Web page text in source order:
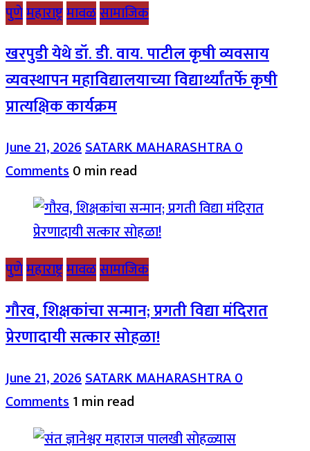
पुणेमहाराष्ट्रमावळसामाजिक
खरपुडी येथे डॉ. डी. वाय. पाटील कृषी व्यवसाय
व्यवस्थापन महाविद्यालयाच्या विद्यार्थ्यांतर्फे कृषी
प्रात्यक्षिक कार्यक्रम
June 21, 2026SATARK MAHARASHTRA0
Comments0 min read
पुणेमहाराष्ट्रमावळसामाजिक
गौरव, शिक्षकांचा सन्मान; प्रगती विद्या मंदिरात
प्रेरणादायी सत्कार सोहळा!
June 21, 2026SATARK MAHARASHTRA0
Comments1 min read